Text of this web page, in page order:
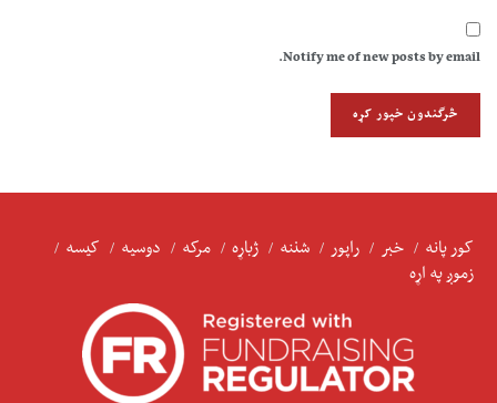
Notify me of new posts by email.
کور پانه خبر راپور شننه ژباړه مرکه دوسیه
کیسه
زموږ په اړه